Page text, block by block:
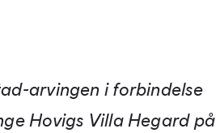
arvingen i forbindelse
Hovigs Villa Hegard på